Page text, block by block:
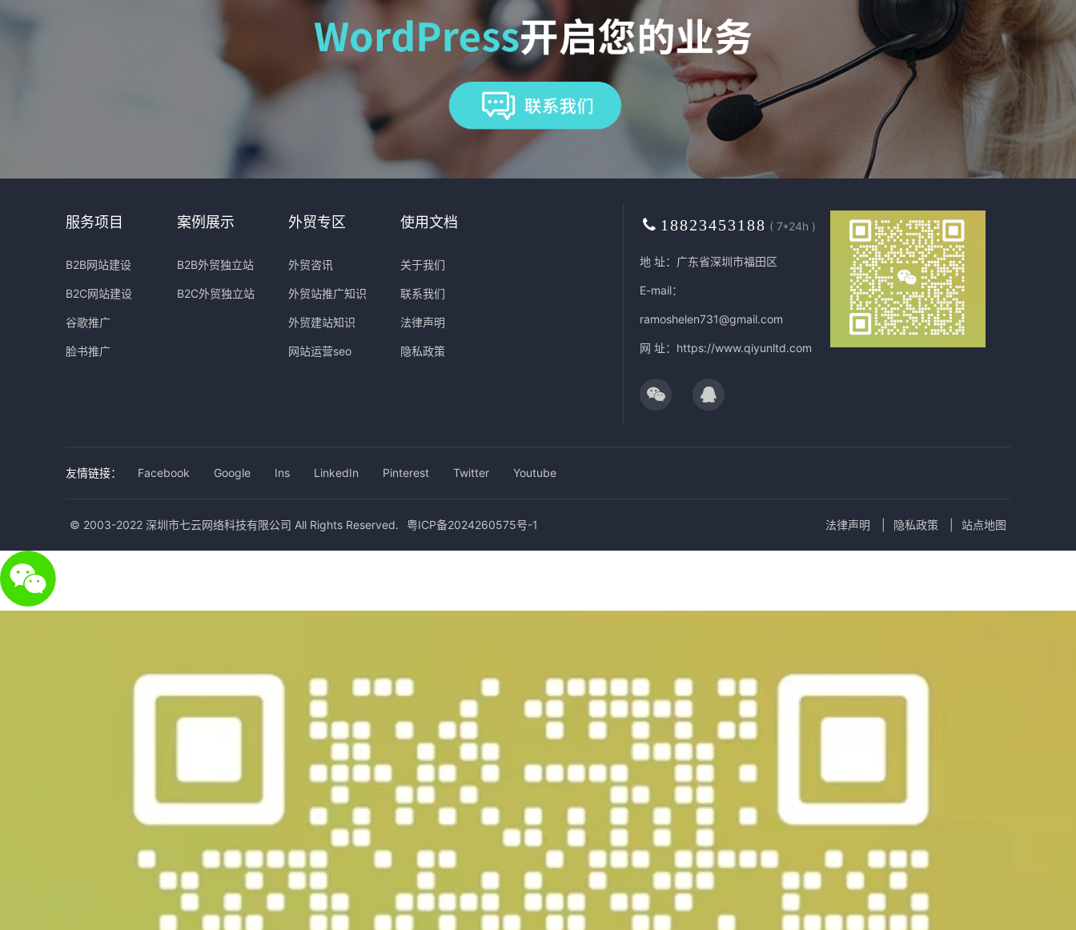
服务项目
B2B网站建设
B2C网站建设
谷歌推广
脸书推广
案例展示
B2B外贸独立站
B2C外贸独立站
外贸专区
外贸咨讯
外贸站推广知识
外贸建站知识
网站运营seo
使用文档
关于我们
联系我们
法律声明
隐私政策
18823453188 ( 7*24h )
地 址：广东省深圳市福田区
E-mail：
ramoshelen731@gmail.com
网 址： https://www.qiyunltd.com
友情链接： Facebook Google Ins LinkedIn Pinterest Twitter Youtube
© 2003-2022 深圳市七云网络科技有限公司 All Rights Reserved. 粤ICP备2024260575号-1 法律声明 隐私政策 站点地图